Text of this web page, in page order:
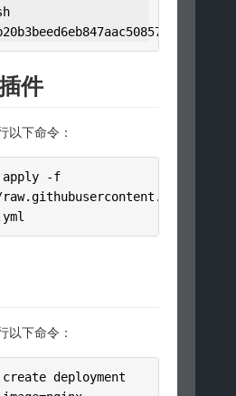
件
以下命令：
-f
raw.githubusercontent .
yml
以下命令：
deployment